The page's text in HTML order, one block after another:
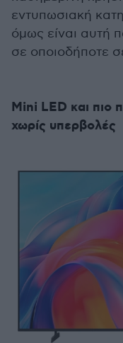
εντυπωσιακή
όμως είναι αυτή
σε οποιοδήποτε
Mini LED και πιο
χωρίς υπερβολές